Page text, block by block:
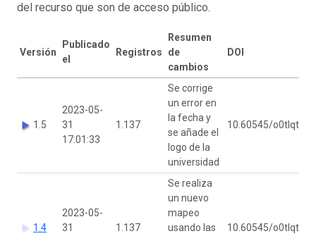
del recurso que son de acceso público.
Versión
Publicado
el
Registros
Resumen
de
cambios
DOI
1.5
2023-05-
31
17:01:33
1.137
Se corrige
un error en
la fecha y
se añade el
logo de la
universidad
10.60545/o0tlqt
1.4
2023-05-
31
1.137
Se realiza
un nuevo
mapeo
usando las
10.60545/o0tlqt